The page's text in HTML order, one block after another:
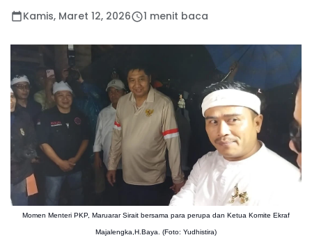
Kamis, Maret 12, 2026 1 menit baca
Momen Menteri PKP, Maruarar Sirait bersama para perupa dan Ketua Komite Ekraf
Majalengka,H.Baya. (Foto: Yudhistira)